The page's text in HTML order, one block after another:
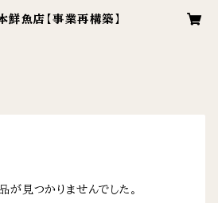
魚店【事業再構築】
が見つかりませんでした。